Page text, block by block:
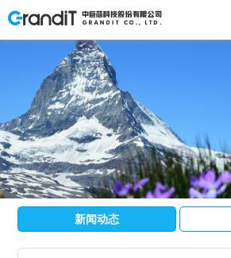
ABOUT US
关于
我们
企业简介
发展历程
企业文化
社会责任
PRODUCTS
产品
中心
半导体晶
圆制造
硅/化合物
衬底片制
造
半导体显
示制造
制造
光伏制
其他
R&D
研发
创新
替代性研
发
定制化研
发
前瞻性研
NEWS
新闻
中心
新闻动态
声明公告
HUMAN
RESOURCES
人力
资源
人才理念
人才招聘
INVESTOR
RELATIONS
投资
者关
系
新闻动态